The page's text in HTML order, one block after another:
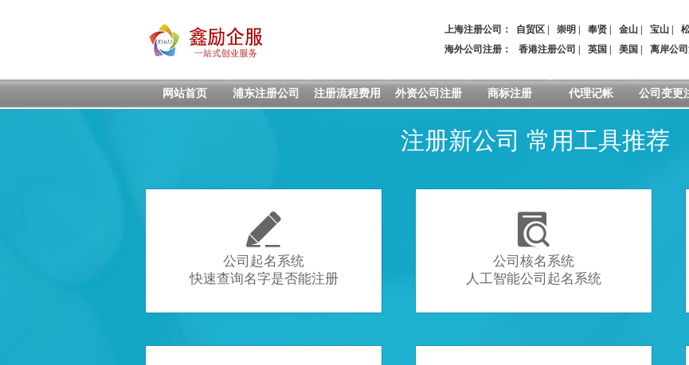
上海注册公司： 自贸区 崇明 奉贤 金山 宝山
海外公司注册：
香港注册公司 英国 美国 离岸公
网站首页 浦东注册公司 注册流程费用 外资公司注册 商标注册 代理记帐 公司变更
注册新公司 常用工具推荐

公司起名系统
快速查询名字是否能注册

公司核名系统
人工智能公司起名系统